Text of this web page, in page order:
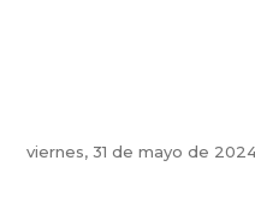
viernes, 31 de mayo de